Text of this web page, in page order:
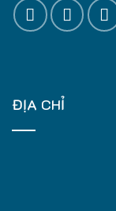
ĐỊA CHỈ